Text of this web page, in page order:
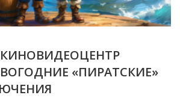
«ПИРАТСКИЕ»